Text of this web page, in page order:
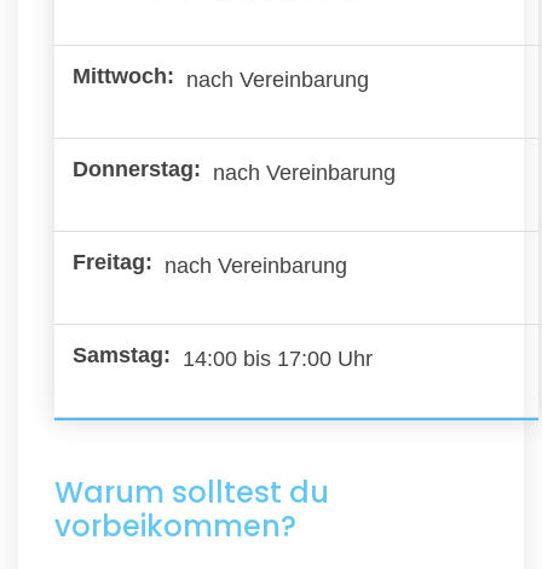
nach Vereinbarung
nach Vereinbarung
nach Vereinbarung
14:00 bis 17:00 Uhr
Warum solltest du
vorbeikommen?